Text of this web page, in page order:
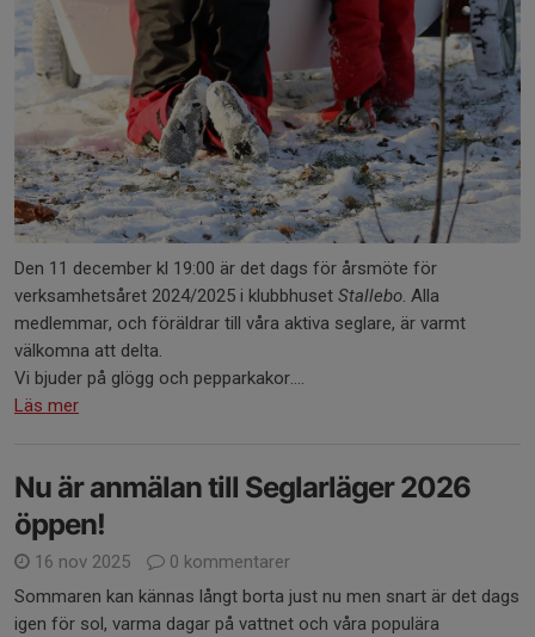
Den 11 december kl 19:00 är det dags för årsmöte för
verksamhetsåret 2024/2025 i klubbhuset Stallebo. Alla
medlemmar, och föräldrar till våra aktiva seglare, är varmt
välkomna att delta.
Vi bjuder på glögg och pepparkakor....
Läs mer
Nu är anmälan till Seglarläger 2026
öppen!
16 nov 2025
0 kommentarer
Sommaren kan kännas långt borta just nu men snart är det dags
igen för sol, varma dagar på vattnet och våra populära